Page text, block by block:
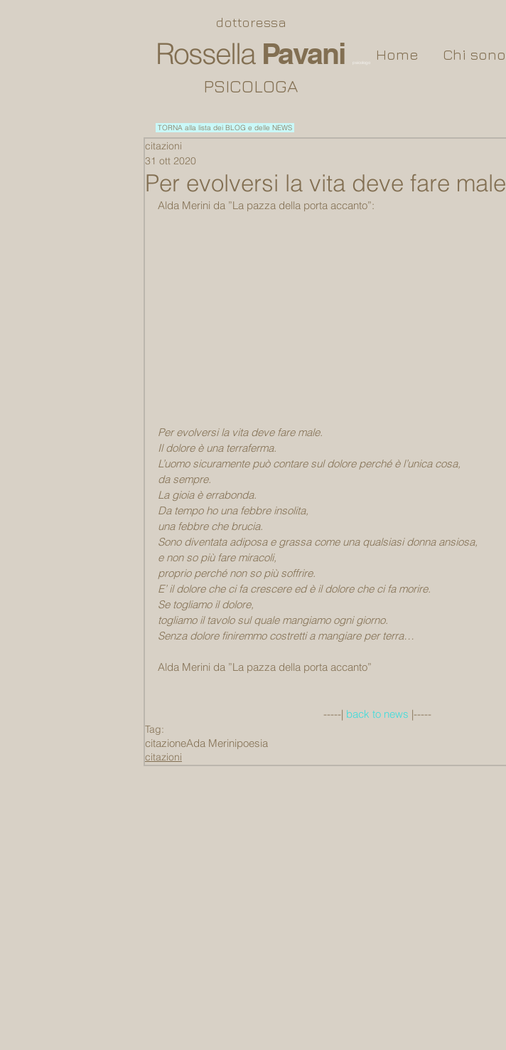
dottoressa
Rossella Pavani psicologo Home Chi sono
PSICOLOGA
Per evolversi la vita deve fare male
citazioni
31 ott 2020
Alda Merini da ”La pazza della porta accanto”:
Per evolversi la vita deve fare male.
Il dolore è una terraferma.
L’uomo sicuramente può contare sul dolore perché è l’unica cosa,
da sempre.
La gioia è errabonda.
Da tempo ho una febbre insolita,
una febbre che brucia.
Sono diventata adiposa e grassa come una qualsiasi donna ansiosa,
e non so più fare miracoli,
proprio perché non so più soffrire.
E’ il dolore che ci fa crescere ed è il dolore che ci fa morire.
Se togliamo il dolore,
togliamo il tavolo sul quale mangiamo ogni giorno.
Senza dolore finiremmo costretti a mangiare per terra…
Alda Merini da ”La pazza della porta accanto”
-----| back to news |-----
Tag:
citazioneAda Merinipoesia
citazioni
TORNA alla lista dei BLOG e delle NEWS